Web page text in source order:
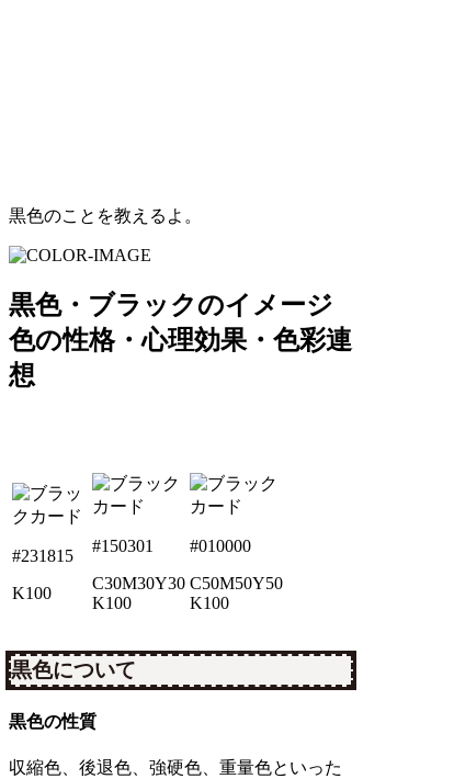
黒色のことを教えるよ。
黒色・ブラックのイメージ
色の性格・心理効果・色彩連
想
#231815
K100
#150301
C30M30Y30
K100
#010000
C50M50Y50
K100
黒色について
黒色の性質
収縮色、後退色、強硬色、重量色といった